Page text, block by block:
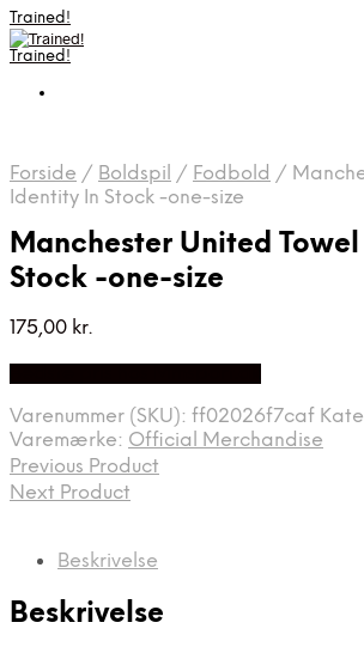
Trained!
Trained!
Forside / Boldspil / Fodbold /
Identity In Stock -one-size
Manchester United
Stock -one-size
175,00 kr.
Varenummer (SKU): ff02026f7caf
Varemærke: Official Merchandise
Previous Product
Next Product
Beskrivelse
Beskrivelse